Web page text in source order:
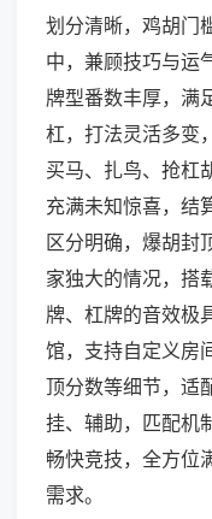
划分清晰，鸡胡门
中，兼顾技巧与运
牌型番数丰厚，满
杠，打法灵活多变
买马、扎鸟、抢杠
充满未知惊喜，结
区分明确，爆胡封
家独大的情况，搭
牌、杠牌的音效极
馆，支持自定义房
顶分数等细节，适
挂、辅助，匹配机
畅快竞技，全方位
需求。